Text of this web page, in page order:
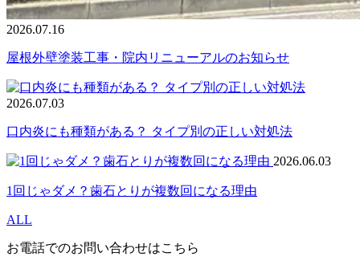
2026.07.16
屋根外壁塗装工事・院内リニューアルのお知らせ
2026.07.03
口内炎にも種類がある？ タイプ別の正しい対処法
2026.06.03
1回じゃダメ？歯石とりが複数回になる理由
ALL
お電話でのお問い合わせはこちら